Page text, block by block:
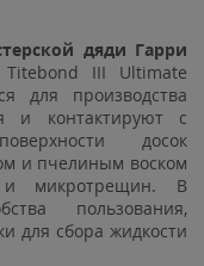
дяди Гарри
Titebond III Ultimate
для производства
и контактируют с
досок
и пчелиным воском
микротрещин. В
пользования,
для сбора жидкости